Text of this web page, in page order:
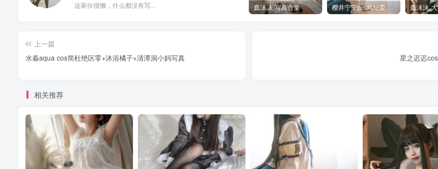
这家伙很懒，什么都没有写... 蠢沫沫 写真合集 樱井宁宁cos风纪委员写真套图
上一篇
水淼aqua cos简杜绝区零+沐浴橘子+清潭洞小妈写真
星之迟迟
相关推荐